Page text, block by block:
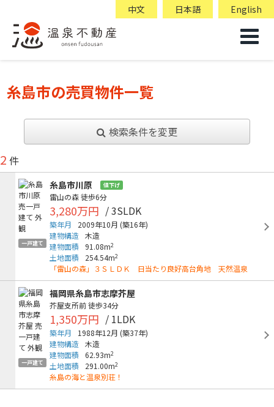
中文 日本語 English
糸島市の売買物件一覧
検索条件を変更
2 件
一戸建て
糸島市川原 値下げ
雷山の森徒歩6分
3,280万円 / 3SLDK
築年月 2009年10月 (築16年)
建物構造 木造
建物面積
91.08m2
土地面積 254.54m2
「雷山の森」３ＳＬＤＫ 日当たり良好高台角地 天然温泉
一戸建て
福岡県糸島市志摩芥屋
芥屋支所前徒歩34分
1,350万円 / 1LDK
築年月 1988年12月 (築37年)
建物構造 木造
建物面積
62.93m2
土地面積 291.00m2
糸島の海と温泉別荘！